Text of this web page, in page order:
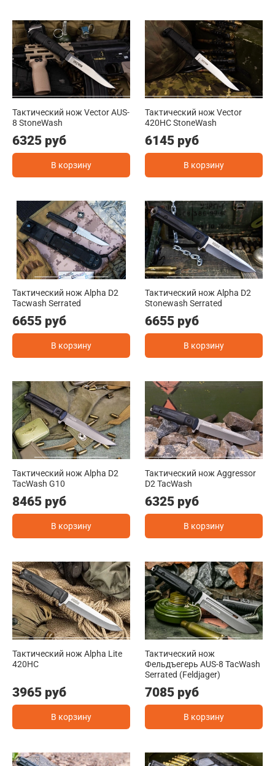
Тактический нож Vector AUS-
8 StoneWash
6325 руб
В корзину
Тактический нож Vector
420HC StoneWash
6145 руб
В корзину
Тактический нож Alpha D2
Tacwash Serrated
6655 руб
В корзину
Тактический нож Alpha D2
Stonewash Serrated
6655 руб
В корзину
Тактический нож Alpha D2
TacWash G10
8465 руб
В корзину
Тактический нож Aggressor
D2 TacWash
6325 руб
В корзину
Тактический нож Alpha Lite
420HC
3965 руб
В корзину
Тактический нож
Фельдъегерь AUS-8 TacWash
Serrated (Feldjager)
7085 руб
В корзину